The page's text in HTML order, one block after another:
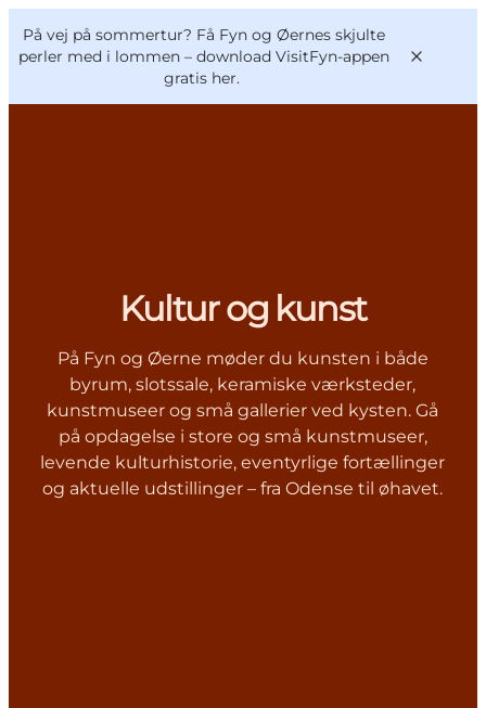
På vej på sommertur? Få Fyn og Øernes skjulte
perler med i lommen – download VisitFyn-appen
gratis her.
Mad og drikke
Overnatning
Book lokale oplevelser
VisitFyn
Deutsch
Kultur og kunst
På Fyn og Øerne møder du kunsten i både
byrum, slotssale, keramiske værksteder,
kunstmuseer og små gallerier ved kysten. Gå
på opdagelse i store og små kunstmuseer,
levende kulturhistorie, eventyrlige fortællinger
og aktuelle udstillinger – fra Odense til øhavet.